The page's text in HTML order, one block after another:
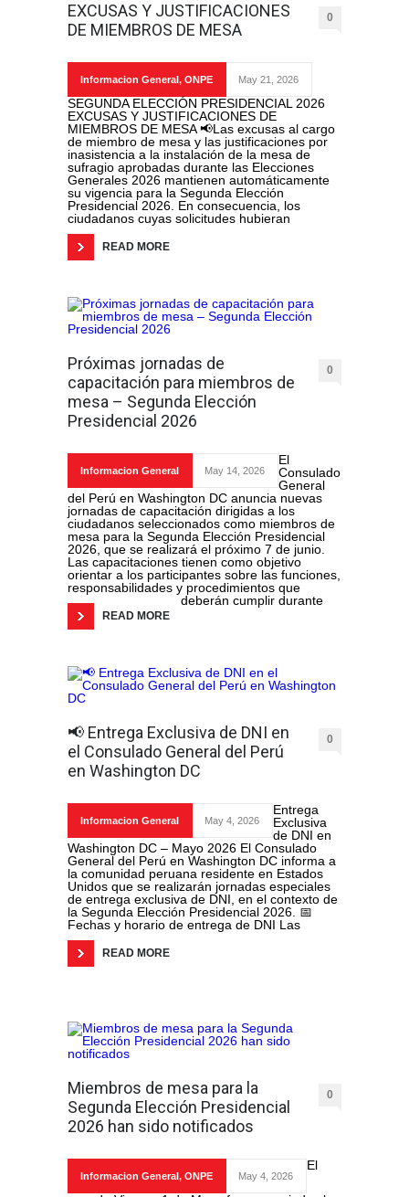
EXCUSAS Y JUSTIFICACIONES
DE MIEMBROS DE MESA
0
Informacion General , ONPE May 21, 2026
SEGUNDA ELECCIÓN PRESIDENCIAL 2026
EXCUSAS Y JUSTIFICACIONES DE
MIEMBROS DE MESA 📢Las excusas al cargo
de miembro de mesa y las justificaciones por
inasistencia a la instalación de la mesa de
sufragio aprobadas durante las Elecciones
Generales 2026 mantienen automáticamente
su vigencia para la Segunda Elección
Presidencial 2026. En consecuencia, los
ciudadanos cuyas solicitudes hubieran
READ MORE
Próximas jornadas de
capacitación para miembros de
mesa – Segunda Elección
Presidencial 2026
0
Informacion General May 14, 2026
El
Consulado
General
del Perú en Washington DC anuncia nuevas
jornadas de capacitación dirigidas a los
ciudadanos seleccionados como miembros de
mesa para la Segunda Elección Presidencial
2026, que se realizará el próximo 7 de junio.
Las capacitaciones tienen como objetivo
orientar a los participantes sobre las funciones,
responsabilidades y procedimientos que
deberán cumplir durante
READ MORE
📢 Entrega Exclusiva de DNI en
el Consulado General del Perú
en Washington DC
0
Informacion General May 4, 2026
Entrega
Exclusiva
de DNI en
Washington DC – Mayo 2026 El Consulado
General del Perú en Washington DC informa a
la comunidad peruana residente en Estados
Unidos que se realizarán jornadas especiales
de entrega exclusiva de DNI, en el contexto de
la Segunda Elección Presidencial 2026. 📅
Fechas y horario de entrega de DNI Las
READ MORE
Miembros de mesa para la
Segunda Elección Presidencial
2026 han sido notificados
0
Informacion General , ONPE May 4, 2026
El